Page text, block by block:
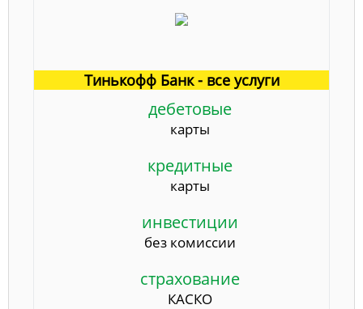
Тинькофф Банк - все услуги
дебетовые
карты
кредитные
карты
инвестиции
без комиссии
страхование
КАСКО